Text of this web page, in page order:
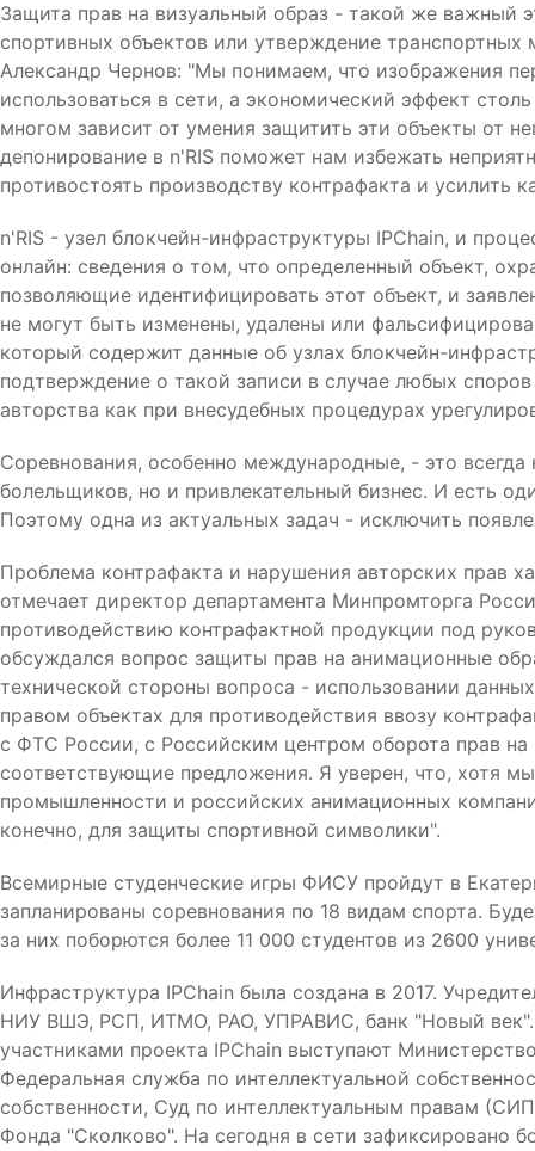
Защита прав на визуальный образ - такой же важный
спортивных объектов или утверждение
Александр Чернов: "Мы понимаем, что изображения
использоваться в сети, а экономический эффект
многом зависит от умения защитить эти объекты от
депонирование в n'RIS поможет нам избежать
противостоять производству контрафакта и усилить
n'RIS - узел блокчейн-инфраструктуры IPChain, и
онлайн: сведения о том, что определенный объект,
позволяющие идентифицировать этот объект, и
не могут быть изменены, удалены или
который содержит данные об узлах блокчейн-
подтверждение о такой записи в случае любых
авторства как при внесудебных процедурах
Соревнования, особенно международные, - это
болельщиков, но и привлекательный бизнес. И есть
Поэтому одна из актуальных задач - исключить
Проблема контрафакта и нарушения авторских прав
отмечает директор департамента Минпромторга
противодействию контрафактной продукции под
обсуждался вопрос защиты прав на анимационные
технической стороны вопроса - использовании
правом объектах для противодействия ввозу
с ФТС России, с Российским центром оборота прав на
соответствующие предложения. Я уверен, что, хотя
промышленности и российских анимационных
конечно, для защиты спортивной символики".
Всемирные студенческие игры ФИСУ пройдут в
запланированы соревнования по 18 видам спорта.
за них поборются более 11 000 студентов из 2600
Инфраструктура IPChain была создана в 2017.
НИУ ВШЭ, РСП, ИТМО, РАО, УПРАВИС, банк "Новый век".
участниками проекта IPChain выступают
Федеральная служба по интеллектуальной
собственности, Суд по интеллектуальным правам
Фонда "Сколково". На сегодня в сети зафиксировано